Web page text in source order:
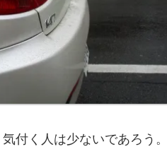
付く人は少ないであろう。